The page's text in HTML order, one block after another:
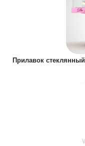
Прилавок стеклянный